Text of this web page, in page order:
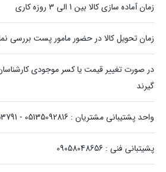
زمان آماده سازی کالا بین 1 الی 3 روزه کاری
زمان تحویل کالا در حضور مامور پست بررسی
در صورت تغییر قیمت یا کسر موجودی
گیرند
واحد پشتیبانی مشتریان : 05135092816 - 09157153791
پشیتبانی فنی : 09058048656